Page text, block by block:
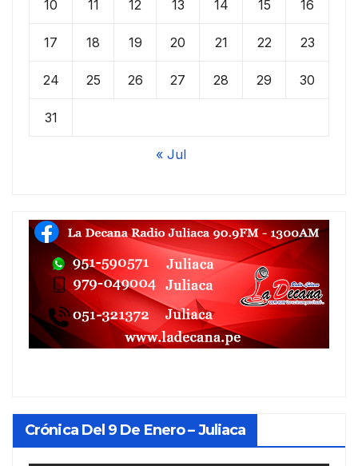
10 11 12 13 14 15 16
17 18 19 20 21 22 23
24 25 26 27 28 29 30
31
« Jul
Crónica Del 9 De Enero – Juliaca